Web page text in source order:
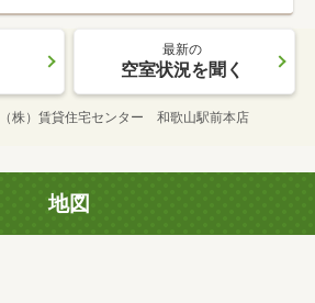
最新の
空室状況を聞く
（株）賃貸住宅センター 和歌山駅前本店
地図